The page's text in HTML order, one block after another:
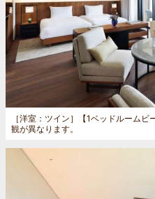
［洋室：ツイン］
【1ベッドルーム
観が異なります。